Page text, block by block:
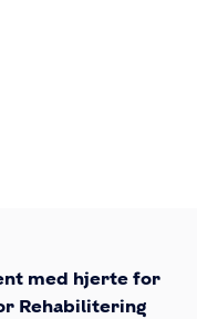
med hjerte for
Rehabilitering